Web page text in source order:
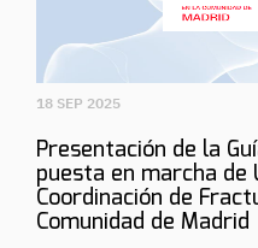
18 SEP 2025
Presentación de la
puesta en marcha de
Coordinación de
Comunidad de Madrid